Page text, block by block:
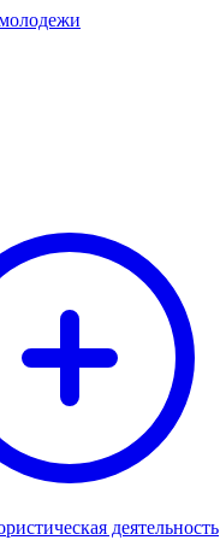
деятельность